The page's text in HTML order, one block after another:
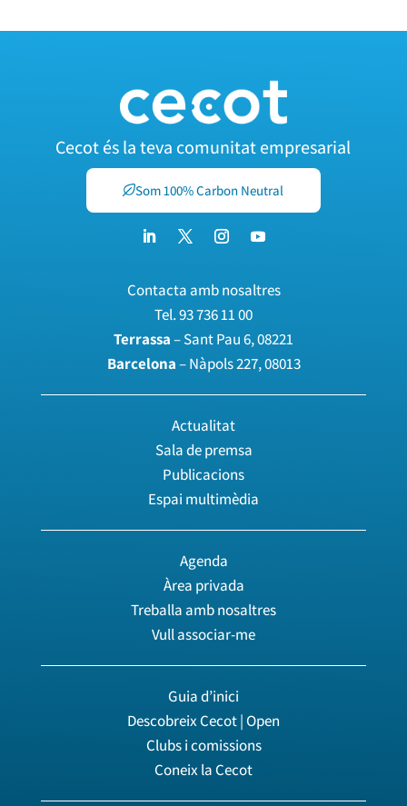
Cecot és la teva comunitat empresarial
Som 100% Carbon Neutral
Contacta amb nosaltres
Tel.93 736 11 00
Terrassa– Sant Pau 6, 08221
Barcelona– Nàpols 227, 08013
Actualitat
Sala de premsa
Publicacions
Espai multimèdia
Agenda
Àrea privada
Treballa amb nosaltres
Vull associar-me
Guia d’inici
Descobreix Cecot | Open
Clubs i comissions
Coneix la Cecot